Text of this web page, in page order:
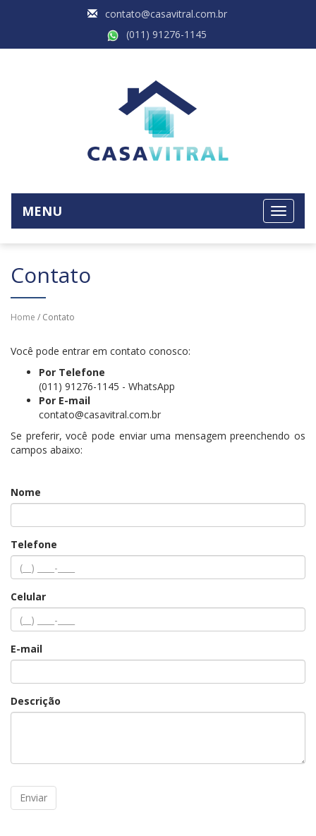
contato@casavitral.com.br
(011) 91276-1145
MENU
Contato
Home / Contato
Você pode entrar em contato conosco:
Por Telefone
(011) 91276-1145 - WhatsApp
Por E-mail
contato@casavitral.com.br
Se preferir, você pode enviar uma mensagem preenchendo os
campos abaixo:
Nome
Telefone
Celular
E-mail
Descrição